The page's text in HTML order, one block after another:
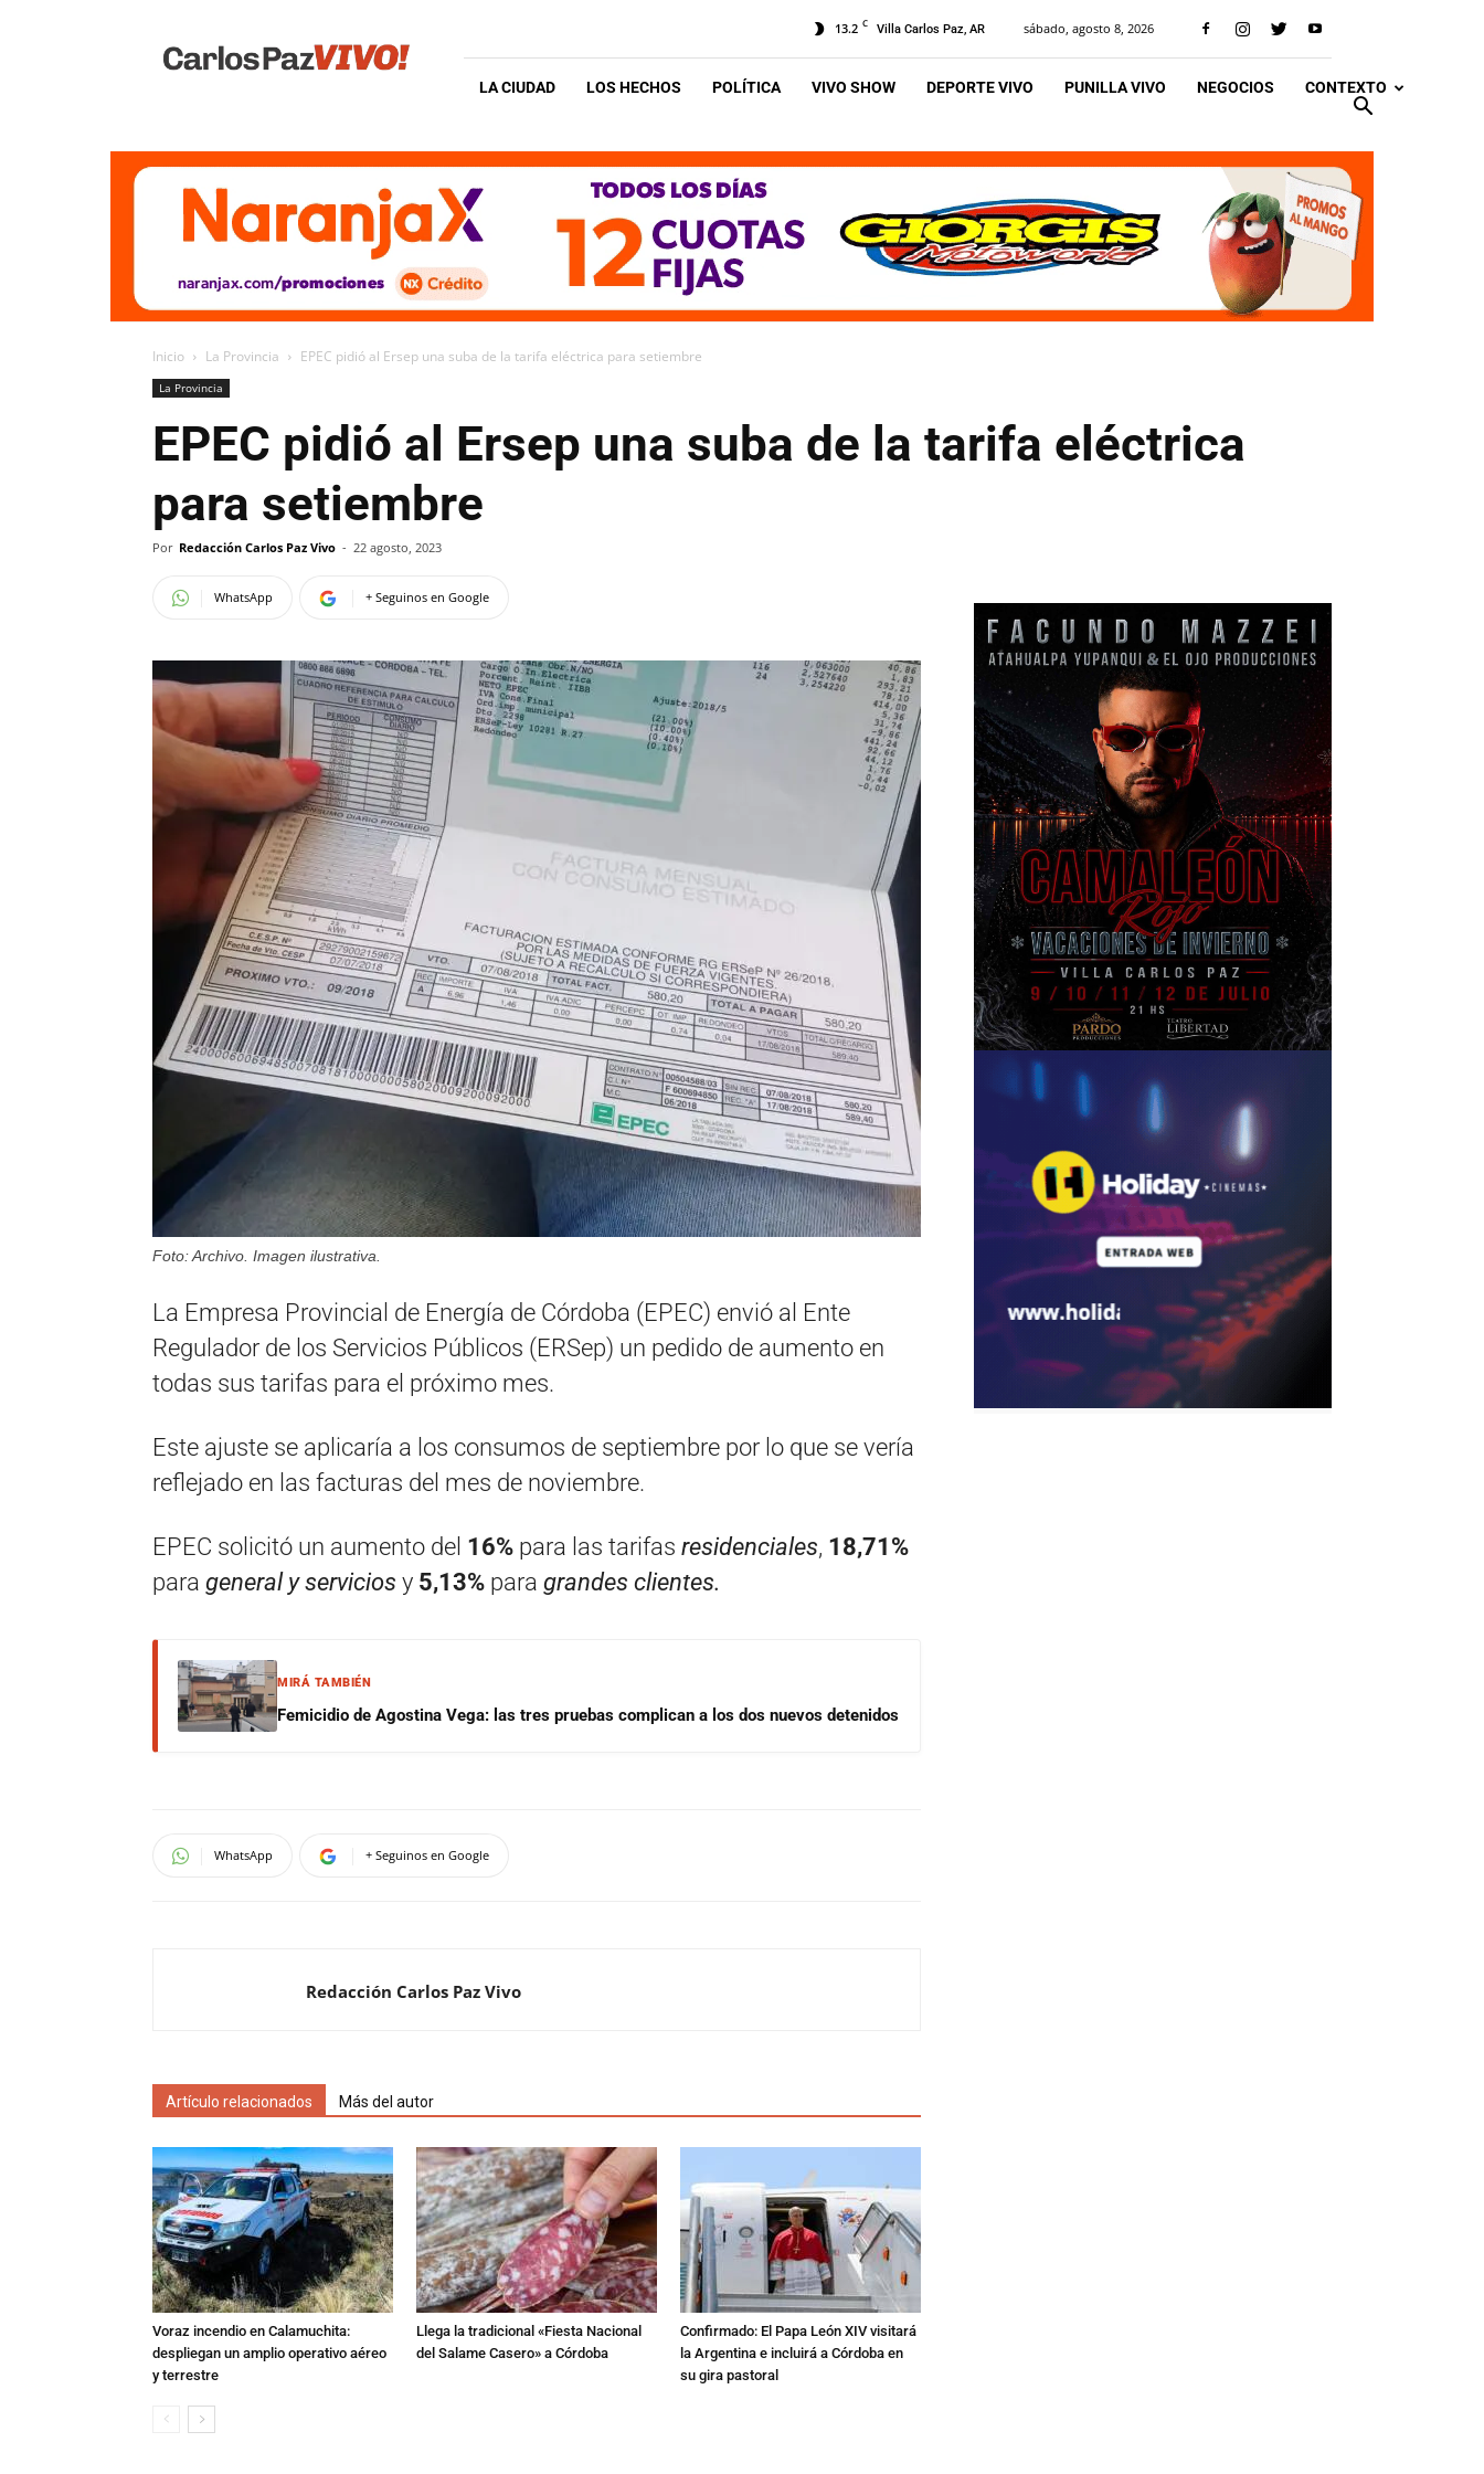
Vivo
13.2 C Villa Carlos Paz, AR sábado, agosto 8, 2026
LA CIUDAD LOS HECHOS POLÍTICA VIVO SHOW DEPORTE VIVO PUNILLA VIVO NEGOCIOS CONTEXTO
Inicio La Provincia EPEC pidió al Ersep una suba de la tarifa eléctrica para setiembre
La Provincia
EPEC pidió al Ersep una suba de la tarifa eléctrica
para setiembre
Por Redacción Carlos Paz Vivo - 22 agosto, 2023
WhatsApp + Seguinos en Google
Foto: Archivo. Imagen ilustrativa.
La Empresa Provincial de Energía de Córdoba (EPEC) envió al Ente
Regulador de los Servicios Públicos (ERSep) un pedido de aumento en
todas sus tarifas para el próximo mes.
Este ajuste se aplicaría a los consumos de septiembre por lo que se vería
reflejado en las facturas del mes de noviembre.
EPEC solicitó un aumento del 16% para las tarifas residenciales, 18,71%
para general y servicios y 5,13% para grandes clientes.
MIRÁ TAMBIÉN
Femicidio de Agostina Vega: las tres pruebas complican a los dos nuevos detenidos
WhatsApp + Seguinos en Google
Redacción Carlos Paz Vivo
Artículo relacionados Más del autor
Voraz incendio en Calamuchita:
despliegan un amplio operativo aéreo
y terrestre
Llega la tradicional «Fiesta Nacional
del Salame Casero» a Córdoba
Confirmado: El Papa León XIV visitará
la Argentina e incluirá a Córdoba en
su gira pastoral